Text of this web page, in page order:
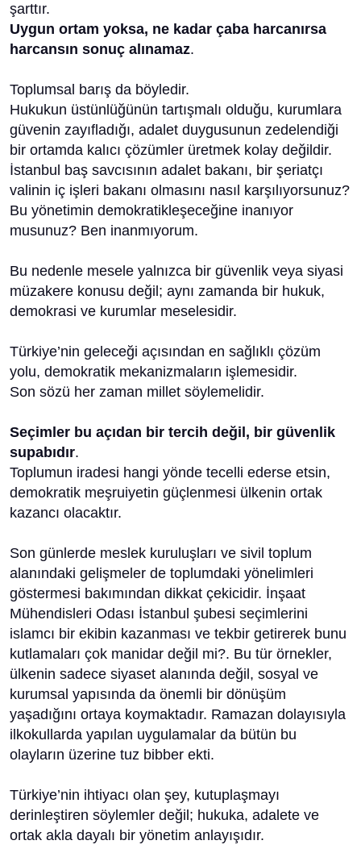
şarttır.
Uygun ortam yoksa, ne kadar çaba harcanırsa
harcansın sonuç alınamaz.
Toplumsal barış da böyledir.
Hukukun üstünlüğünün tartışmalı olduğu, kurumlara
güvenin zayıfladığı, adalet duygusunun zedelendiği
bir ortamda kalıcı çözümler üretmek kolay değildir.
İstanbul baş savcısının adalet bakanı, bir şeriatçı
valinin iç işleri bakanı olmasını nasıl karşılıyorsunuz?
Bu yönetimin demokratikleşeceğine inanıyor
musunuz? Ben inanmıyorum.
Bu nedenle mesele yalnızca bir güvenlik veya siyasi
müzakere konusu değil; aynı zamanda bir hukuk,
demokrasi ve kurumlar meselesidir.
Türkiye’nin geleceği açısından en sağlıklı çözüm
yolu, demokratik mekanizmaların işlemesidir.
Son sözü her zaman millet söylemelidir.
Seçimler bu açıdan bir tercih değil, bir güvenlik
supabıdır.
Toplumun iradesi hangi yönde tecelli ederse etsin,
demokratik meşruiyetin güçlenmesi ülkenin ortak
kazancı olacaktır.
Son günlerde meslek kuruluşları ve sivil toplum
alanındaki gelişmeler de toplumdaki yönelimleri
göstermesi bakımından dikkat çekicidir. İnşaat
Mühendisleri Odası İstanbul şubesi seçimlerini
islamcı bir ekibin kazanması ve tekbir getirerek bunu
kutlamaları çok manidar değil mi?. Bu tür örnekler,
ülkenin sadece siyaset alanında değil, sosyal ve
kurumsal yapısında da önemli bir dönüşüm
yaşadığını ortaya koymaktadır. Ramazan dolayısıyla
ilkokullarda yapılan uygulamalar da bütün bu
olayların üzerine tuz bibber ekti.
Türkiye’nin ihtiyacı olan şey, kutuplaşmayı
derinleştiren söylemler değil; hukuka, adalete ve
ortak akla dayalı bir yönetim anlayışıdır.